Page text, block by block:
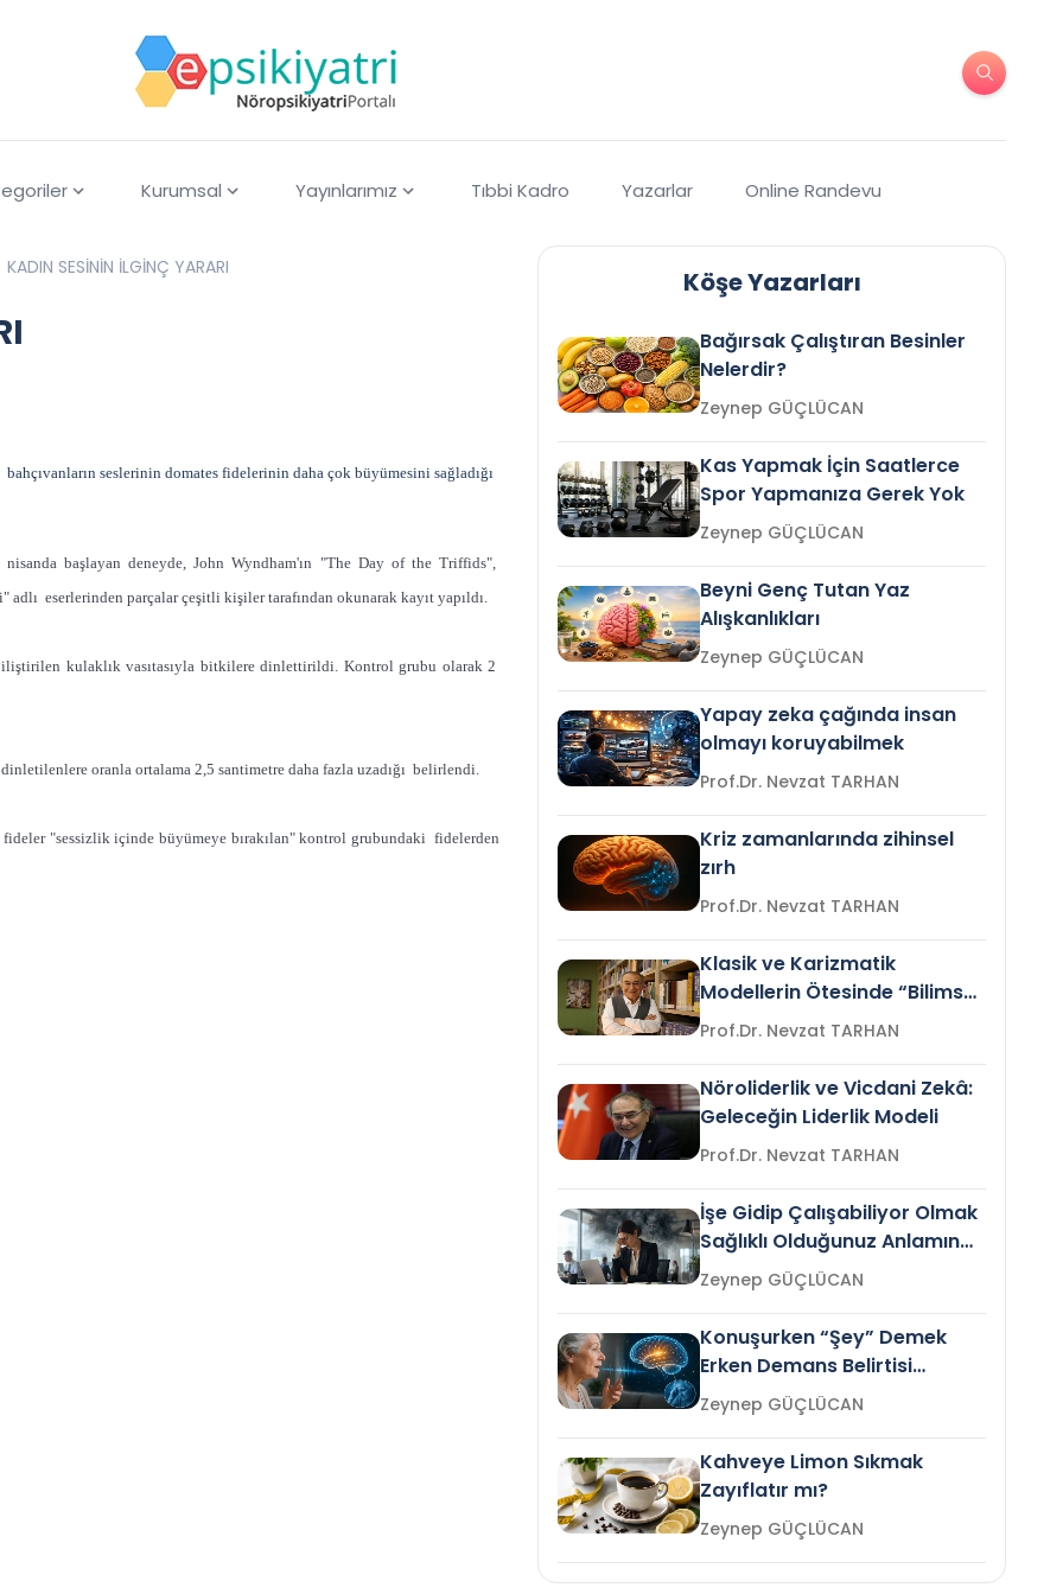
Kurumsal Yayınlarımız Tıbbi Kadro Yazarlar Online Randevu
KADIN SESİNİN İLGİNÇ YARARI
seslerinin domates fidelerinin daha çok büyümesini sağladığı
başlayan deneyde, John Wyndham'ın "The Day of the Triffids",
eserlerinden parçalar çeşitli kişiler tarafından okunarak kayıt yapıldı.
kulaklık vasıtasıyla bitkilere dinlettirildi. Kontrol grubu olarak 2
oranla ortalama 2,5 santimetre daha fazla uzadığı belirlendi.
"sessizlik içinde büyümeye bırakılan" kontrol grubundaki fidelerden
Köşe Yazarları
Bağırsak Çalıştıran Besinler
Nelerdir?
Zeynep GÜÇLÜCAN
Kas Yapmak İçin Saatlerce
Spor Yapmanıza Gerek Yok
Zeynep GÜÇLÜCAN
Beyni Genç Tutan Yaz
Alışkanlıkları
Zeynep GÜÇLÜCAN
Yapay zeka çağında insan
olmayı koruyabilmek
Prof.Dr. Nevzat TARHAN
Kriz zamanlarında zihinsel
zırh
Prof.Dr. Nevzat TARHAN
Klasik ve Karizmatik
Modellerin Ötesinde “Bilimsel
Liderlik”
Prof.Dr. Nevzat TARHAN
Nöroliderlik ve Vicdani Zekâ:
Geleceğin Liderlik Modeli
Prof.Dr. Nevzat TARHAN
İşe Gidip Çalışabiliyor Olmak
Sağlıklı Olduğunuz Anlamına
Gelir mi?Zeynep GÜÇLÜCAN
Konuşurken “Şey” Demek
Erken Demans Belirtisi
Olabilir mi?Zeynep GÜÇLÜCAN
Kahveye Limon Sıkmak
Zayıflatır mı?
Zeynep GÜÇLÜCAN